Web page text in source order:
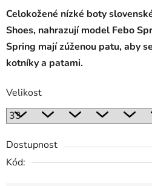
Celokožené nízké boty
Shoes, nahrazují model Febo
Spring mají zúženou patu, aby
kotníky a patami.
Velikost
Dostupnost
Kód: